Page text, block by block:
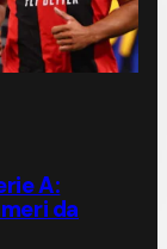
A:
da